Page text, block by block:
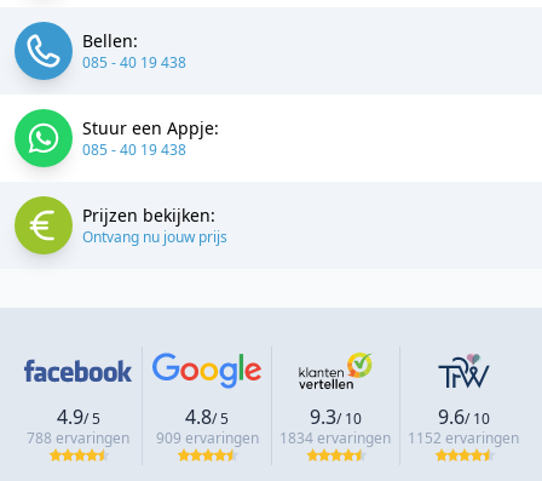
Bellen:
085 - 40 19 438
Stuur een Appje:
085 - 40 19 438
Prijzen bekijken:
Ontvang nu jouw prijs
4.9/ 5
788 ervaringen
4.8/ 5
909 ervaringen
9.3/ 10
1834 ervaringen
9.6/ 10
1152 ervaringen